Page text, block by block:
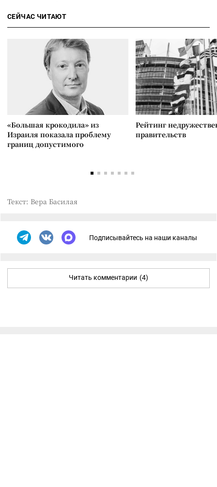
СЕЙЧАС ЧИТАЮТ
«Большая крокодила» из
Израиля показала проблему
границ допустимого
Рейтинг
правительств
Текст: Вера Басилая
Подписывайтесь на наши каналы
Читать комментарии (4)